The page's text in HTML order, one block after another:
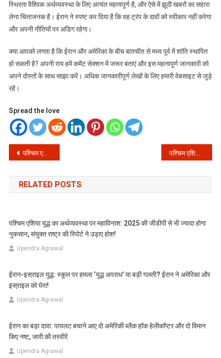
स्थिरता वैश्विक अर्थव्यवस्था के लिए अत्यंत महत्वपूर्ण है, और ऐसे में झूठी खबरों का सहारा
लेना चिंताजनक है। ईरान ने स्पष्ट कर दिया है कि वह ट्रंप के दावों को स्वीकार नहीं करेगा
और अपनी नीतियों पर अडिग रहेगा।
क्या आपको लगता है कि ईरान और अमेरिका के बीच बातचीत से मध्य पूर्व में शांति स्थापित
हो सकती है? अपनी राय हमें कमेंट सेक्शन में जरूर बताएं और इस महत्वपूर्ण जानकारी को
अपने दोस्तों के साथ साझा करें। अधिक जानकारीपूर्ण लेखों के लिए हमारी वेबसाइट से जुड़े
रहें।
Spread the love
Post
navigation
पश्चिम एशिया संकट: ट्रंप का बड़ा एलान, 5 दिन में खत्म होगा युद्ध? पश्चिम एशिया संघर्ष पर जयशंकर और अमेरिकी विदेश मंत्री की बड़ी बातचीत: क्या टल जाएगा महायुद्ध?
RELATED POSTS
पश्चिम एशिया युद्ध का अर्थव्यवस्था पर महाविनाश: 2025 की जीडीपी से भी ज्यादा होगा
नुकसान, संयुक्त राष्ट्र की रिपोर्ट ने उड़ाए होश!
Upendra Agrawal
ईरान-इस्राइल युद्ध: स्कूल पर हमला ‘युद्ध अपराध’ या बड़ी गलती? ईरान ने अमेरिका और
इस्राइल को घेरा!
Upendra Agrawal
ईरान का बड़ा दावा: पायलट बचाने आए दो अमेरिकी ब्लैक हॉक हेलीकॉप्टर और दो विमान
किए नष्ट, जारी की तस्वीरें
Upendra Agrawal